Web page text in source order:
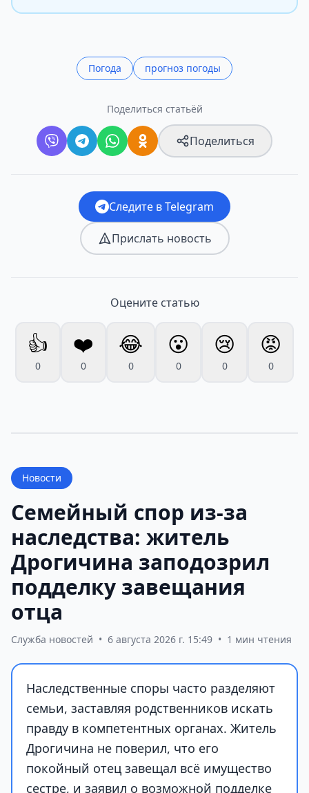
Погода прогноз погоды
Поделиться статьёй
Поделиться
Следите в Telegram
Прислать новость
Оцените статью
👍
0
❤️
0
😂
0
😮
0
😢
0
😡
0
Новости
Семейный спор из-за
наследства: житель
Дрогичина заподозрил
подделку завещания
отца
Служба новостей • 6 августа 2026 г. 15:49 • 1 мин чтения
Наследственные споры часто разделяют
семьи, заставляя родственников искать
правду в компетентных органах. Житель
Дрогичина не поверил, что его
покойный отец завещал всё имущество
сестре, и заявил о возможной подделке